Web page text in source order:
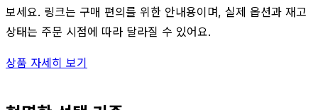
보세요. 링크는 구매 편의를 위한 안내용이며, 실제 옵션과 재고
상태는 주문 시점에 따라 달라질 수 있어요.
상품 자세히 보기